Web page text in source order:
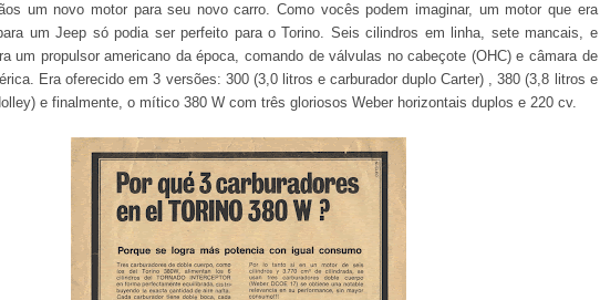
um novo motor para seu novo carro. Como vocês podem imaginar, um motor que era
um Jeep só podia ser perfeito para o Torino. Seis cilindros em linha, sete mancais, e
um propulsor americano da época, comando de válvulas no cabeçote (OHC) e câmara de
Era oferecido em 3 versões: 300 (3,0 litros e carburador duplo Carter) , 380 (3,8 litros e
e finalmente, o mítico 380 W com três gloriosos Weber horizontais duplos e 220 cv.